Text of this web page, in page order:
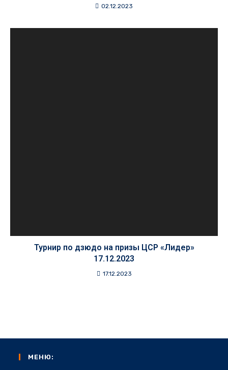
02.12.2023
Турнир по дзюдо на призы ЦСР «Лидер»
17.12.2023
17.12.2023
МЕНЮ: